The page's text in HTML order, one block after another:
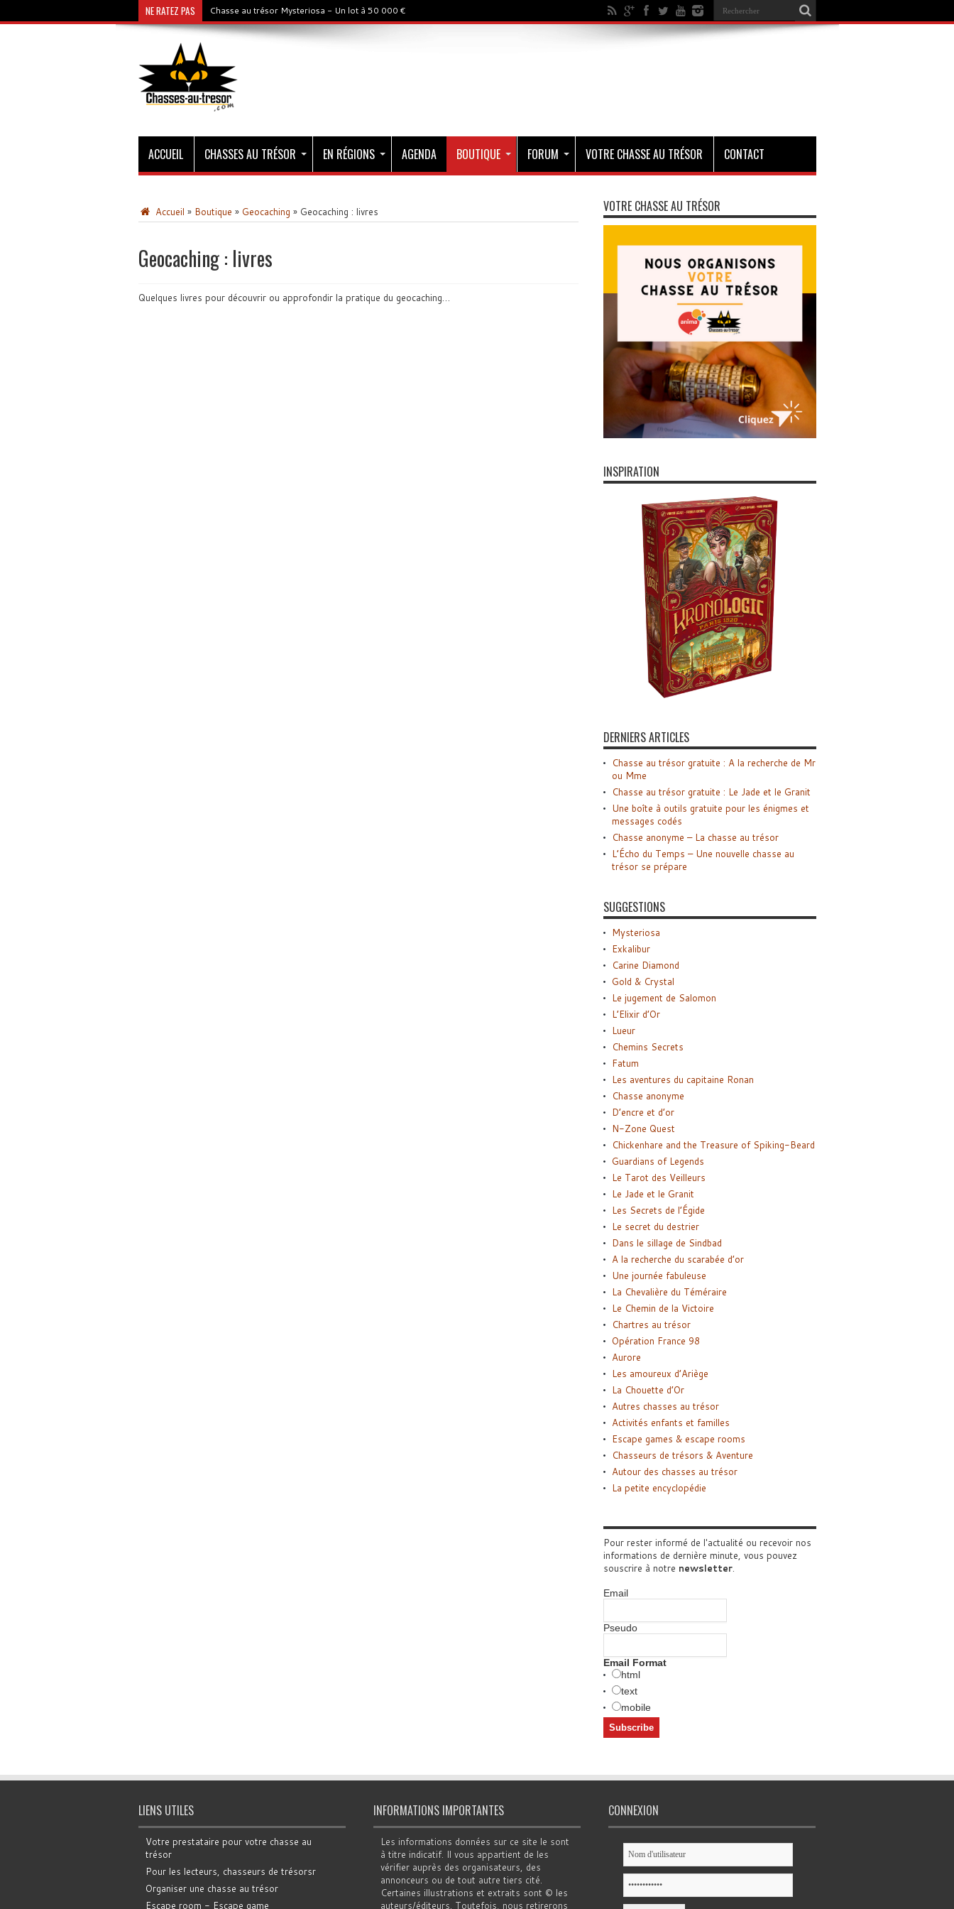
NE RATEZ PAS Chasse au trésor Mysteriosa - Un lot à 50 000 €
ACCUEIL CHASSES AU TRÉSOR EN RÉGIONS AGENDA BOUTIQUE FORUM VOTRE CHASSE AU TRÉSOR CONTACT
Accueil » Boutique » Geocaching » Geocaching : livres
Geocaching : livres
Quelques livres pour découvrir ou approfondir la pratique du geocaching…
VOTRE CHASSE AU TRÉSOR
INSPIRATION
DERNIERS ARTICLES
Chasse au trésor gratuite : A la recherche de Mr
ou Mme
Chasse au trésor gratuite : Le Jade et le Granit
Une boîte à outils gratuite pour les énigmes et
messages codés
Chasse anonyme – La chasse au trésor
L’Écho du Temps – Une nouvelle chasse au
trésor se prépare
SUGGESTIONS
Mysteriosa
Exkalibur
Carine Diamond
Gold & Crystal
Le jugement de Salomon
L’Elixir d’Or
Lueur
Chemins Secrets
Fatum
Les aventures du capitaine Ronan
Chasse anonyme
D’encre et d’or
N-Zone Quest
Chickenhare and the Treasure of Spiking-Beard
Guardians of Legends
Le Tarot des Veilleurs
Le Jade et le Granit
Les Secrets de l’Égide
Le secret du destrier
Dans le sillage de Sindbad
A la recherche du scarabée d’or
Une journée fabuleuse
La Chevalière du Téméraire
Le Chemin de la Victoire
Chartres au trésor
Opération France 98
Aurore
Les amoureux d’Ariège
La Chouette d’Or
Autres chasses au trésor
Activités enfants et familles
Escape games & escape rooms
Chasseurs de trésors & Aventure
Autour des chasses au trésor
La petite encyclopédie
Pour rester informé de l'actualité ou recevoir nos
informations de dernière minute, vous pouvez
souscrire à notre newsletter.
Email
Pseudo
Email Format
html
text
mobile
LIENS UTILES
Votre prestataire pour votre chasse au
trésor
Pour les lecteurs, chasseurs de trésorsr
Organiser une chasse au trésor
Escape room - Escape game
INFORMATIONS IMPORTANTES
Les informations données sur ce site le sont
à titre indicatif. Il vous appartient de les
vérifier auprès des organisateurs, des
annonceurs ou de tout autre tiers cité.
Certaines illustrations et extraits sont © les
auteurs/éditeurs. Toutefois, nous retirerons
CONNEXION